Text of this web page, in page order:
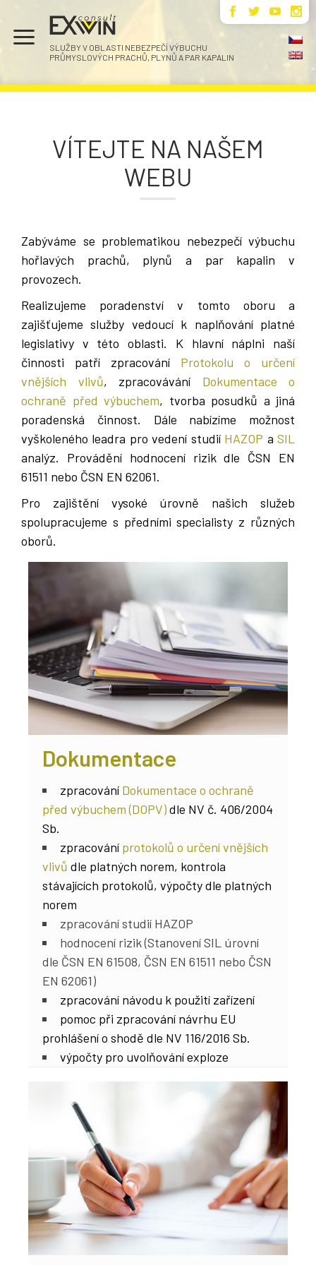
SLUŽBY V OBLASTI NEBEZPEČÍ VÝBUCHU
PRŮMYSLOVÝCH PRACHŮ, PLYNŮ A PAR KAPALIN
. . . .
VÍTEJTE NA NAŠEM
WEBU
Zabýváme se problematikou nebezpečí výbuchu
hořlavých prachů, plynů a par kapalin v
provozech.
Realizujeme poradenství v tomto oboru a
zajišťujeme služby vedoucí k naplňování platné
legislativy v této oblasti. K hlavní náplni naší
činnosti patří zpracování Protokolu o určení
vnějších vlivů, zpracovávání Dokumentace o
ochraně před výbuchem, tvorba posudků a jiná
poradenská činnost. Dále nabízíme možnost
vyškoleného leadra pro vedení studií HAZOP aSIL
analýz. Provádění hodnocení rizik dle ČSN EN
61511 nebo ČSN EN 62061.
Pro zajištění vysoké úrovně našich služeb
spolupracujeme s předními specialisty z různých
oborů.
Dokumentace
zpracování Dokumentace o ochraně
před výbuchem (DOPV)dle NV č. 406/2004
Sb.
zpracování protokolů o určení vnějších
vlivů dle platných norem, kontrola
stávajících protokolů, výpočty dle platných
norem
zpracování studií HAZOP
hodnocení rizik (Stanovení SIL úrovní
dle ČSN EN 61508, ČSN EN 61511 nebo ČSN
EN 62061)
zpracování návodu k použití zařízení
pomoc při zpracování návrhu EU
prohlášení o shodě dle NV 116/2016 Sb.
výpočty pro uvolňování exploze